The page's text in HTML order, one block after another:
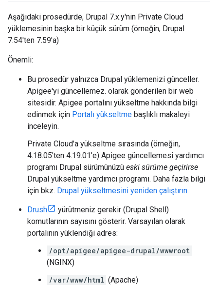
Aşağıdaki prosedürde, Drupal 7.x.y'nin Private Cloud
yüklemesinin başka bir küçük sürüm (örneğin, Drupal
7.54'ten 7.59'a)
Önemli:
Bu prosedür yalnızca Drupal yüklemenizi günceller.
Apigee'yi güncellemez. olarak gönderilen bir web
sitesidir. Apigee portalını yükseltme hakkında bilgi
edinmek için Portalı yükseltme başlıklı makaleyi
inceleyin.
Private Cloud'a yükseltme sırasında (örneğin,
4.18.05'ten 4.19.01'e) Apigee güncellemesi yardımcı
programı Drupal sürümünüzü eski sürüme geçirirse
Drupal yükseltme yardımcı programı. Daha fazla bilgi
için bkz. Drupal yükseltmesini yeniden çalıştırın.
Drush
yürütmeniz gerekir (Drupal Shell)
komutlarının sayısını gösterir. Varsayılan olarak
portalının yüklendiği adres:
/opt/apigee/apigee-drupal/wwwroot
(NGINX)
/var/www/html (Apache)